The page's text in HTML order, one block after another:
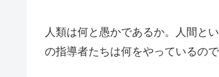
人類は何と愚かであるか。人間と
の指導者たちは何をやっているので